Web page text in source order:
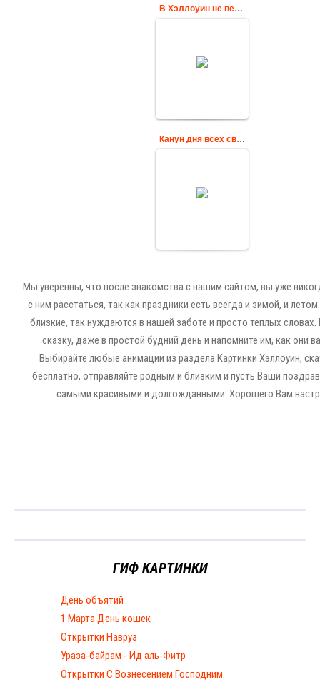
В Хэллоуин не верь глазам своим
открытка к
празднику
Канун дня всех святых Хэллоуин
наилучшими
пожеланиями
Мы уверенны, что после знакомства с нашим сайтом, вы уже
с ним расстаться, так как праздники есть всегда и зимой, и
близкие, так нуждаются в нашей заботе и просто теплых
сказку, даже в простой будний день и напомните им, как они
Выбирайте любые анимации из раздела Картинки Хэллоуин,
бесплатно, отправляйте родным и близким и пусть Ваши
самыми красивыми и долгожданными. Хорошего Вам
ГИФ КАРТИНКИ
День объятий
1 Марта День кошек
Открытки Навруз
Ураза-байрам - Ид аль-Фитр
Открытки С Вознесением Господним